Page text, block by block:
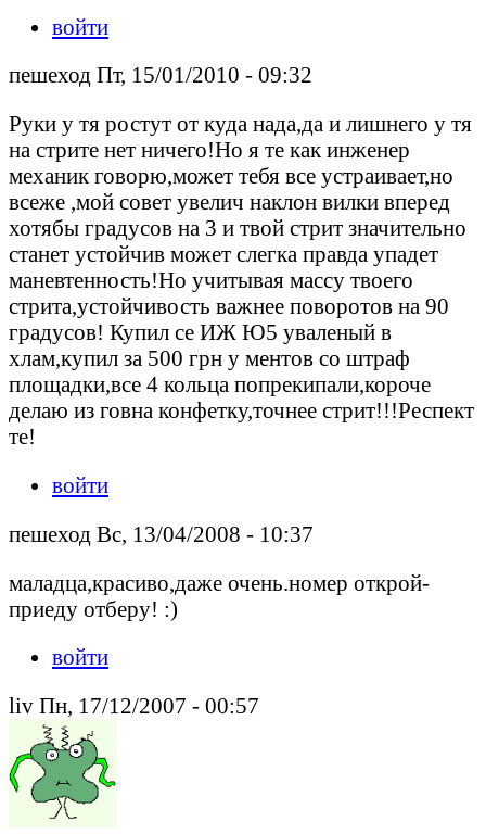
войти
пешеход Пт, 15/01/2010 - 09:32
Руки у тя ростут от куда нада,да и лишнего у тя
на стрите нет ничего!Но я те как инженер
механик говорю,может тебя все устраивает,но
всеже ,мой совет увелич наклон вилки вперед
хотябы градусов на 3 и твой стрит значительно
станет устойчив может слегка правда упадет
маневтенность!Но учитывая массу твоего
стрита,устойчивость важнее поворотов на 90
градусов! Купил се ИЖ Ю5 уваленый в
хлам,купил за 500 грн у ментов со штраф
площадки,все 4 кольца попрекипали,короче
делаю из говна конфетку,точнее стрит!!!Респект
те!
войти
пешеход Вс, 13/04/2008 - 10:37
маладца,красиво,даже очень.номер открой-
приеду отберу! :)
войти
liv Пн, 17/12/2007 - 00:57